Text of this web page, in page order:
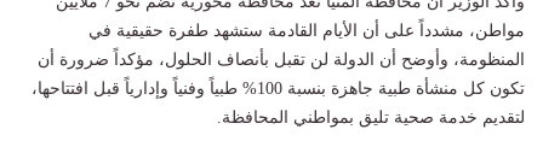
مواطن، مشدداً على أن الأيام القادمة ستشهد طفرة حقيقية في
المنظومة، وأوضح أن الدولة لن تقبل بأنصاف الحلول، مؤكداً ضرورة أن
تكون كل منشأة طبية جاهزة بنسبة 100% طبياً وفنياً وإدارياً قبل افتتاحها،
لتقديم خدمة صحية تليق بمواطني المحافظة.